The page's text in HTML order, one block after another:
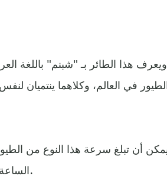
ويعرف هذا الطائر بـ "شبنم" باللغة
الساعة، ولها مخلب يبلغ طوله نحو 12.7 سنتيمترا على كل قدم.